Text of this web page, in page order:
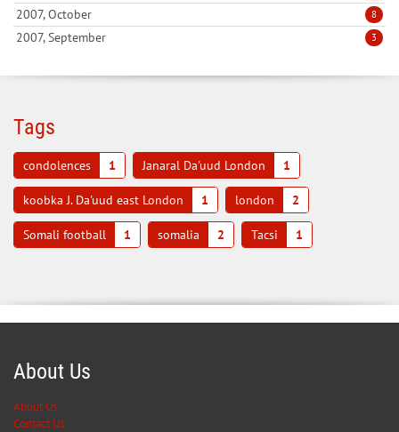
2007, October 8
2007, September 3
Tags
condolences 1 Janaral Da'uud London 1
koobka J. Da'uud east London 1 london 2
Somali football 1 somalia 2 Tacsi 1
About Us
About Us
Contact Us